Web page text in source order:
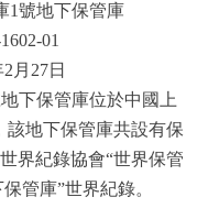
1號地下保管庫
01
2 月 27日
下保管庫位於中國上
該地下保管庫共設有保
界紀錄協會“世界保管
管庫”世界紀錄。